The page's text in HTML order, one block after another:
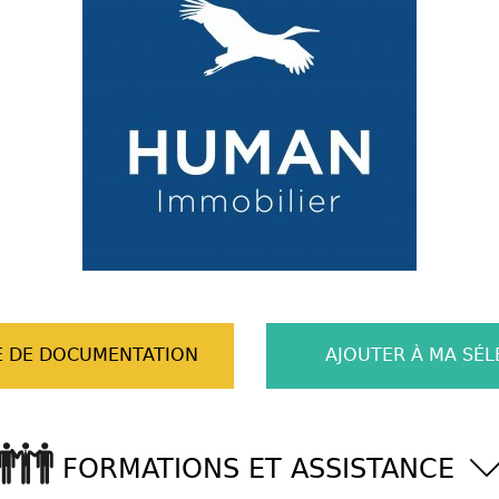
DE DOCUMENTATION AJOUTER À MA
FORMATIONS ET ASSISTANCE